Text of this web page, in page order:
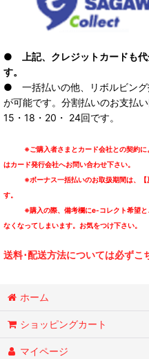
● 上記、クレジットカードも代
す。
● 一括払いの他、リボルビング
が可能です。分割払いのお支払
15・18・20・ 24回です。
※ご購入者さまとカード会社との契約によ
はカード発行会社へお問い合わせ下さい。
※ボーナス一括払いのお取扱期間は、【
す。
※購入の際、備考欄にe-コレクト希望とご
なくなってしまいます。お気をつけ下さい。
送料･配送方法については必ずこ
ホーム
ショッピングカート
マイページ